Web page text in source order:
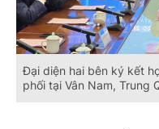
Đại diện hai bên ký kết
phối tại Vân Nam, Trung